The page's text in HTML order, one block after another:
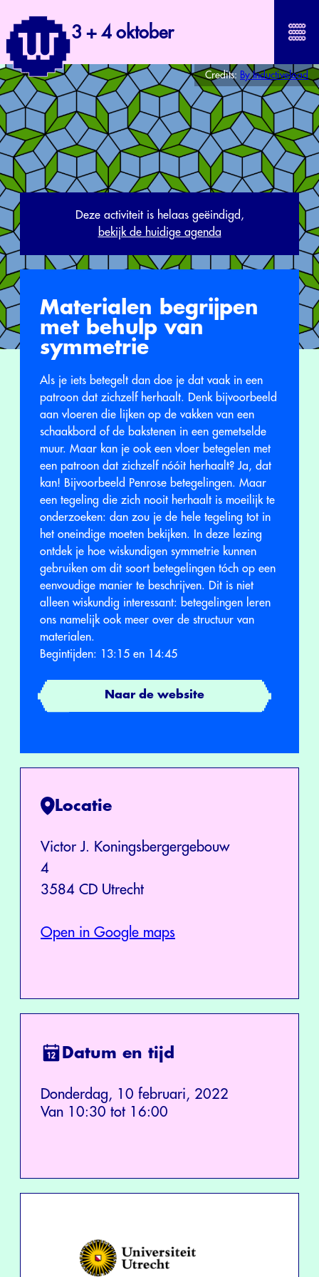
3 + 4 oktober
Credits: By Inductiveload
Deze activiteit is helaas geëindigd,
bekijk de huidige agenda
Materialen begrijpen
met behulp van
symmetrie
Als je iets betegelt dan doe je dat vaak in een
patroon dat zichzelf herhaalt. Denk bijvoorbeeld
aan vloeren die lijken op de vakken van een
schaakbord of de bakstenen in een gemetselde
muur. Maar kan je ook een vloer betegelen met
een patroon dat zichzelf nóóit herhaalt? Ja, dat
kan! Bijvoorbeeld Penrose betegelingen. Maar
een tegeling die zich nooit herhaalt is moeilijk te
onderzoeken: dan zou je de hele tegeling tot in
het oneindige moeten bekijken. In deze lezing
ontdek je hoe wiskundigen symmetrie kunnen
gebruiken om dit soort betegelingen tóch op een
eenvoudige manier te beschrijven. Dit is niet
alleen wiskundig interessant: betegelingen leren
ons namelijk ook meer over de structuur van
materialen.
Begintijden: 13:15 en 14:45
Naar de website
Locatie
Victor J. Koningsbergergebouw
4
3584 CD Utrecht
Open in Google maps
Datum en tijd
Donderdag, 10 februari, 2022
Van 10:30 tot 16:00